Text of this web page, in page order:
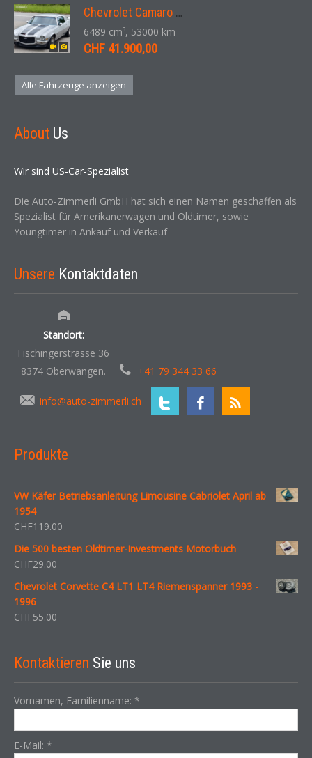
Chevrolet Camaro SS 396 LS3 Coupe Aut. 1971
6489 cm³, 53000 km
CHF 41.900,00
Alle Fahrzeuge anzeigen
About Us
Wir sind US-Car-Spezialist
Die Auto-Zimmerli GmbH hat sich einen Namen geschaffen als
Spezialist für Amerikanerwagen und Oldtimer, sowie
Youngtimer in Ankauf und Verkauf
Unsere Kontaktdaten
Standort:
Fischingerstrasse 36
8374 Oberwangen.
+41 79 344 33 66
info@auto-zimmerli.ch
Produkte
VW Käfer Betriebsanleitung Limousine Cabriolet April ab
1954
CHF119.00
Die 500 besten Oldtimer-Investments Motorbuch
CHF29.00
Chevrolet Corvette C4 LT1 LT4 Riemenspanner 1993 -
1996
CHF55.00
Kontaktieren Sie uns
Vornamen, Familienname: *
E-Mail: *